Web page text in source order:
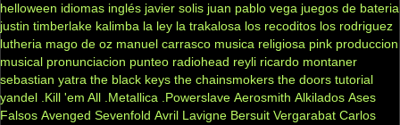
helloween idiomas inglés javier solis juan pablo vega juegos de bateria
justin timberlake kalimba la ley la trakalosa los recoditos los rodriguez
lutheria mago de oz manuel carrasco musica religiosa pink produccion
musical pronunciacion punteo radiohead reyli ricardo montaner
sebastian yatra the black keys the chainsmokers the doors tutorial
yandel .Kill 'em All .Metallica .Powerslave Aerosmith Alkilados Ases
Falsos Avenged Sevenfold Avril Lavigne Bersuit Vergarabat Carlos